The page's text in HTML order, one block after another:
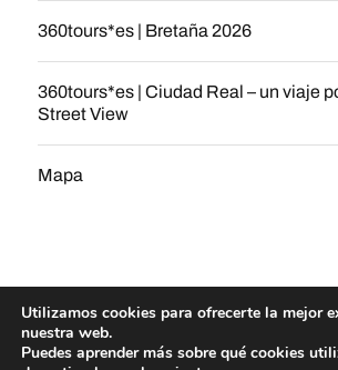
360tours*es | Bretaña 2026
360tours*es | Ciudad Real – un viaje
Street View
Mapa
Utilizamos cookies para ofrecerte la mejor
nuestra web.
Puedes aprender más sobre qué cookies